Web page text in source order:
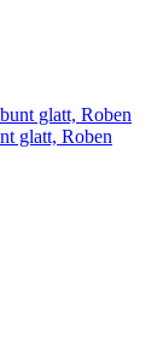
glatt, Roben